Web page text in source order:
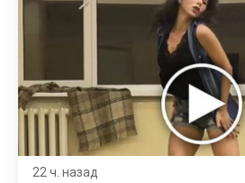
22 ч. назад